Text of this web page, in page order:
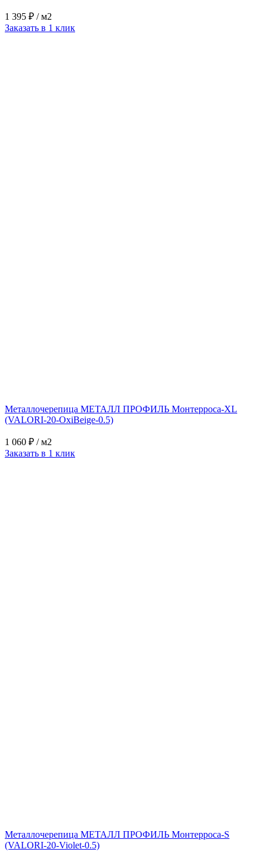
1 395 ₽ / м2
Заказать в 1 клик
Металлочерепица МЕТАЛЛ ПРОФИЛЬ Монтерроса-XL
(VALORI-20-OxiBеige-0.5)
1 060 ₽ / м2
Заказать в 1 клик
Металлочерепица МЕТАЛЛ ПРОФИЛЬ Монтерроса-S
(VALORI-20-Violet-0.5)